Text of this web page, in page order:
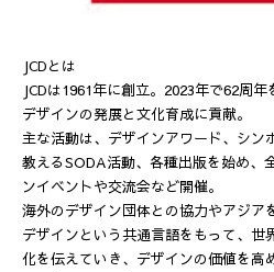
JCDとは
JCDは1961年に創立。2023年で62周
デザインの発展と文化育成に貢献。
主な活動は、デザインアワード、シン
教えるSODA活動、各種出版を始め、
ンイベントや交流会など開催。
海外のデザイン団体との協力やアジア
デザインという共通言語をもって、世
化を伝えていき、デザインの価値を高